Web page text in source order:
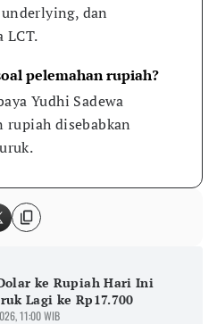
dan
LCT.
pelemahan rupiah?
Yudhi Sadewa
rupiah disebabkan
ke Rupiah Hari Ini
Lagi ke Rp17.700
11:00 WIB